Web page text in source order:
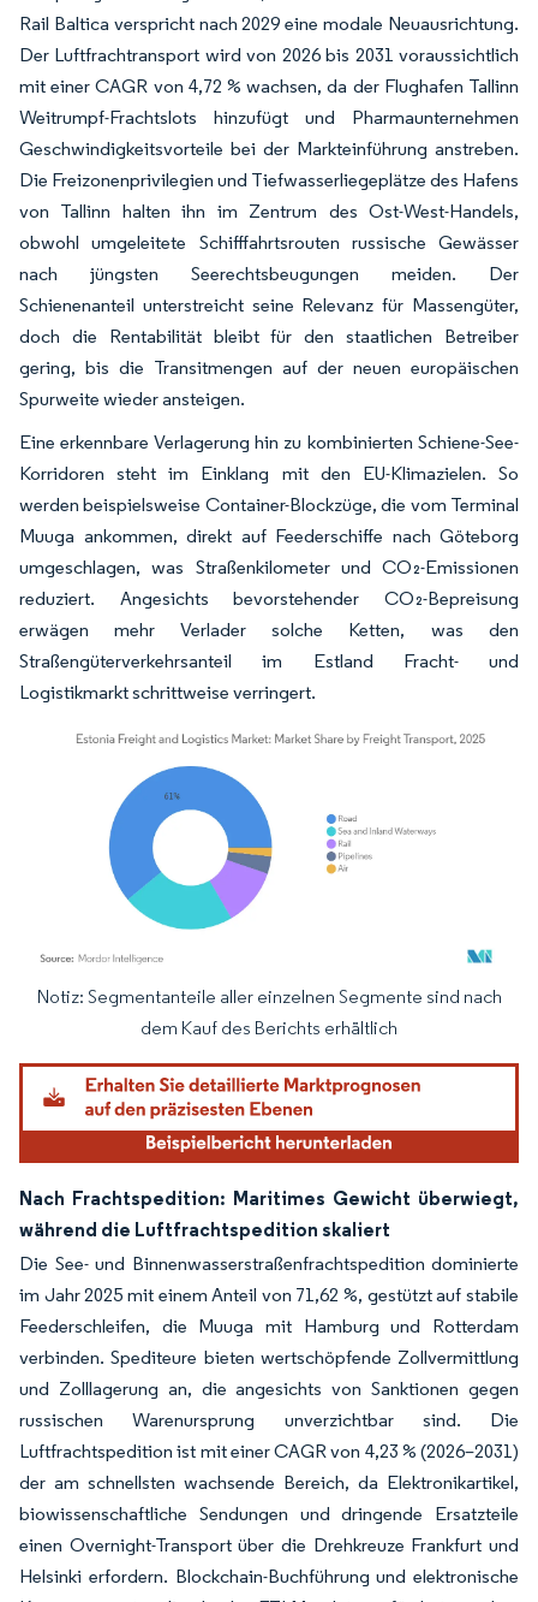
Rail Baltica verspricht nach 2029 eine modale Neuausrichtung.
Der Luftfrachtransport wird von 2026 bis 2031 voraussichtlich
mit einer CAGR von 4,72 % wachsen, da der Flughafen Tallinn
Weitrumpf-Frachtslots hinzufügt und Pharmaunternehmen
Geschwindigkeitsvorteile bei der Markteinführung anstreben.
Die Freizonenprivilegien und Tiefwasserliegeplätze des Hafens
von Tallinn halten ihn im Zentrum des Ost-West-Handels,
obwohl umgeleitete Schifffahrtsrouten russische Gewässer
nach jüngsten Seerechtsbeugungen meiden. Der
Schienenanteil unterstreicht seine Relevanz für Massengüter,
doch die Rentabilität bleibt für den staatlichen Betreiber
gering, bis die Transitmengen auf der neuen europäischen
Spurweite wieder ansteigen.
Eine erkennbare Verlagerung hin zu kombinierten Schiene-See-
Korridoren steht im Einklang mit den EU-Klimazielen. So
werden beispielsweise Container-Blockzüge, die vom Terminal
Muuga ankommen, direkt auf Feederschiffe nach Göteborg
umgeschlagen, was Straßenkilometer und CO₂-Emissionen
reduziert. Angesichts bevorstehender CO₂-Bepreisung
erwägen mehr Verlader solche Ketten, was den
Straßengüterverkehrsanteil im Estland Fracht- und
Logistikmarkt schrittweise verringert.
Bild © Mordor Intelligence. Wiederverwendung erfordert Namensnennung
Notiz: Segmentanteile aller einzelnen Segmente sind nach
dem Kauf des Berichts erhältlich
Nach Frachtspedition: Maritimes Gewicht überwiegt,
während die Luftfrachtspedition skaliert
Die See- und Binnenwasserstraßenfrachtspedition dominierte
im Jahr 2025 mit einem Anteil von 71,62 %, gestützt auf stabile
Feederschleifen, die Muuga mit Hamburg und Rotterdam
verbinden. Spediteure bieten wertschöpfende Zollvermittlung
und Zolllagerung an, die angesichts von Sanktionen gegen
russischen Warenursprung unverzichtbar sind. Die
Luftfrachtspedition ist mit einer CAGR von 4,23 % (2026–2031)
der am schnellsten wachsende Bereich, da Elektronikartikel,
biowissenschaftliche Sendungen und dringende Ersatzteile
einen Overnight-Transport über die Drehkreuze Frankfurt und
Helsinki erfordern. Blockchain-Buchführung und elektronische